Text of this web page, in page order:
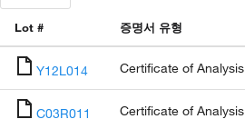
Lot # 증명서 유형
Y12L014 Certificate of Analysis
C03R011 Certificate of Analysis